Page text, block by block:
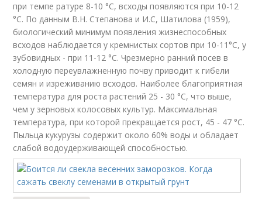
при темпе ратуре 8-10 °С, всходы появляются при 10-12
°С. По данным В.Н. Степанова и И.С, Шатилова (1959),
биологический минимум появления жизнеспособных
всходов наблюдается у кремнистых сортов при 10-11°С, у
зубовидных - при 11-12 °С. Чрезмерно ранний посев в
холодную переувлажненную почву приводит к гибели
семян и изреживанию всходов. Наиболее благоприятная
температура для роста растений 25 - 30 °С, что выше,
чем у зерновых колосовых культур. Максимальная
температура, при которой прекращается рост, 45 - 47 °С.
Пыльца кукурузы содержит около 60% воды и обладает
слабой водоудерживающей способностью.